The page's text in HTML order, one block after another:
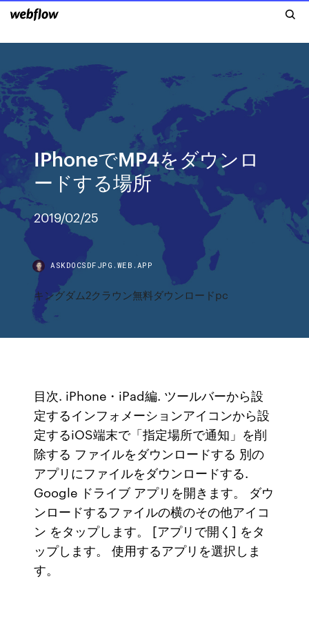
IPhoneでMP4をダウンロ
ードする場所
2019/02/25
ASKDOCSDFJPG.WEB.APP
キングダム2クラウン無料ダウンロードpc
目次. iPhone・iPad編. ツールバーから設
定するインフォメーションアイコンから設
定するiOS端末で「指定場所で通知」を削
除する ファイルをダウンロードする 別の
アプリにファイルをダウンロードする.
Google ドライブ アプリを開きます。 ダウ
ンロードするファイルの横のその他アイコ
ン をタップします。 [アプリで開く] をタ
ップします。 使用するアプリを選択しま
す。